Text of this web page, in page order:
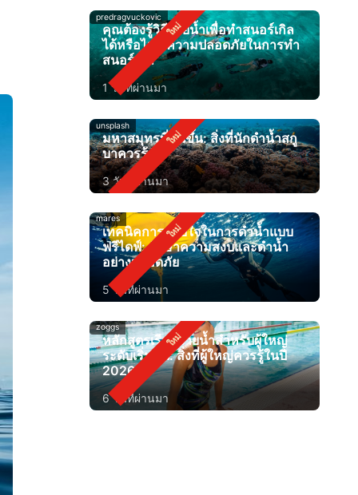
predragvuckovic
คุณต้องรู้วิธีว่ายน้ำเพื่อทำสนอร์เกิล
ได้หรือไม่? ความปลอดภัยในการทำ
สนอร์เกิล
1 วันที่ผ่านมา
unsplash
มหาสมุทรที่อุ่นขึ้น: สิ่งที่นักดำน้ำสกู
บาควรรู้
3 วันที่ผ่านมา
mares
เทคนิคการหายใจในการดำน้ำแบบ
ฟรีไดฟ์: รักษาความสงบและดำน้ำ
อย่างปลอดภัย
5 วันที่ผ่านมา
zoggs
หลักสูตรเรียนว่ายน้ำสำหรับผู้ใหญ่
ระดับเริ่มต้น: สิ่งที่ผู้ใหญ่ควรรู้ในปี
2026
6 วันที่ผ่านมา